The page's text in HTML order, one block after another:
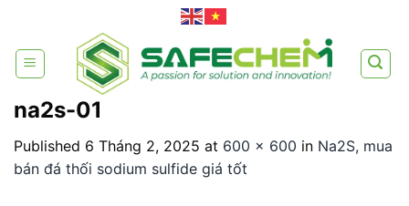
content
na2s-01
Published 6 Tháng 2, 2025 at 600 × 600 in Na2S, mua
bán đá thối sodium sulfide giá tốt